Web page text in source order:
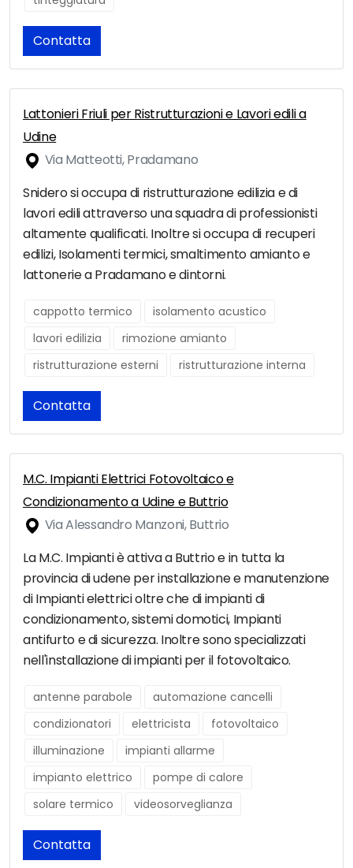
Contatta
Lattonieri Friuli per Ristrutturazioni e Lavori edili a
Udine
Via Matteotti, Pradamano
Snidero si occupa di ristrutturazione edilizia e di
lavori edili attraverso una squadra di professionisti
altamente qualificati. Inoltre si occupa di recuperi
edilizi, Isolamenti termici, smaltimento amianto e
lattonerie a Pradamano e dintorni.
cappotto termico
isolamento acustico
lavori edilizia
rimozione amianto
ristrutturazione esterni
ristrutturazione interna
Contatta
M.C. Impianti Elettrici Fotovoltaico e
Condizionamento a Udine e Buttrio
Via Alessandro Manzoni, Buttrio
La M.C. Impianti è attiva a Buttrio e in tutta la
provincia di udene per installazione e manutenzione
di Impianti elettrici oltre che di impianti di
condizionamento, sistemi domotici, Impianti
antifurto e di sicurezza. Inoltre sono specializzati
nell'installazione di impianti per il fotovoltaico.
antenne parabole
automazione cancelli
condizionatori
elettricista
fotovoltaico
illuminazione
impianti allarme
impianto elettrico
pompe di calore
solare termico
videosorveglianza
Contatta